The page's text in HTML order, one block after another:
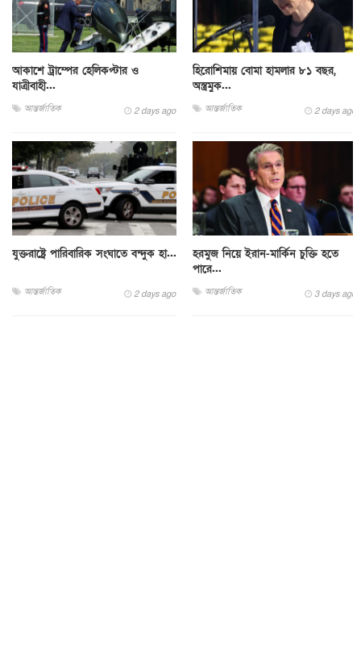
আকাশে ট্রাম্পের হেলিকপ্টার ও
যাত্রীবাহী...
আন্তর্জাতিক 2 days ago
হিরোশিমায় বোমা হামলার ৮১ বছর,
অস্ত্রমুক...
আন্তর্জাতিক 2 days ago
যুক্তরাষ্ট্রে পারিবারিক সংঘাতে বন্দুক হা...
আন্তর্জাতিক 2 days ago
হরমুজ নিয়ে ইরান-মার্কিন চুক্তি হতে
পারে...
আন্তর্জাতিক 3 days ago